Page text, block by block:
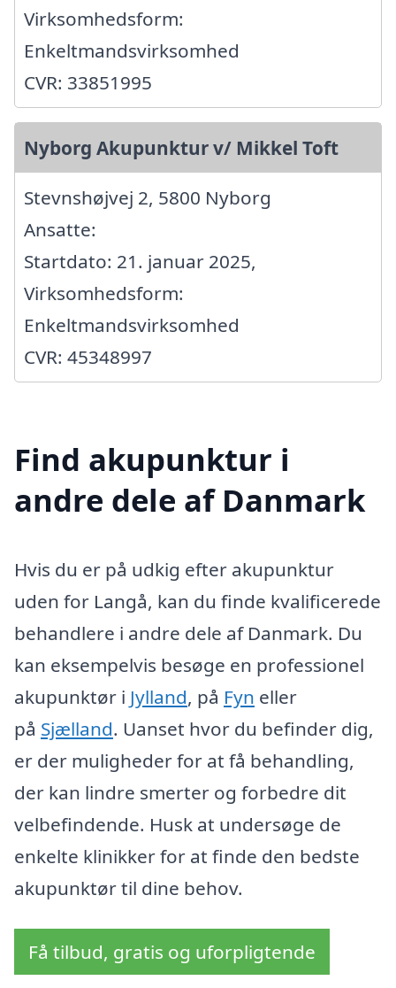
Virksomhedsform:
Enkeltmandsvirksomhed
CVR: 33851995
Nyborg Akupunktur v/ Mikkel Toft
Stevnshøjvej 2, 5800 Nyborg
Ansatte:
Startdato: 21. januar 2025,
Virksomhedsform:
Enkeltmandsvirksomhed
CVR: 45348997
Find akupunktur i
andre dele af Danmark
Hvis du er på udkig efter akupunktur
uden for Langå, kan du finde kvalificerede
behandlere i andre dele af Danmark. Du
kan eksempelvis besøge en professionel
akupunktør i Jylland, på Fyn eller
på Sjælland. Uanset hvor du befinder dig,
er der muligheder for at få behandling,
der kan lindre smerter og forbedre dit
velbefindende. Husk at undersøge de
enkelte klinikker for at finde den bedste
akupunktør til dine behov.
Få tilbud, gratis og uforpligtende